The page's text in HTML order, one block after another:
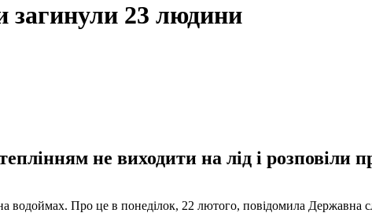
загинули 23 людини
не виходити на лід і розповіли
Про це в понеділок, 22 лютого, повідомила Державна